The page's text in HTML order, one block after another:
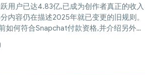
用户已达4.83亿,已成为创作者真正的收入
内容仍在描述2025年就已变更的旧规则。
如何符合Snapchat付款资格,并介绍另外八
标即可开始赚钱的方法。